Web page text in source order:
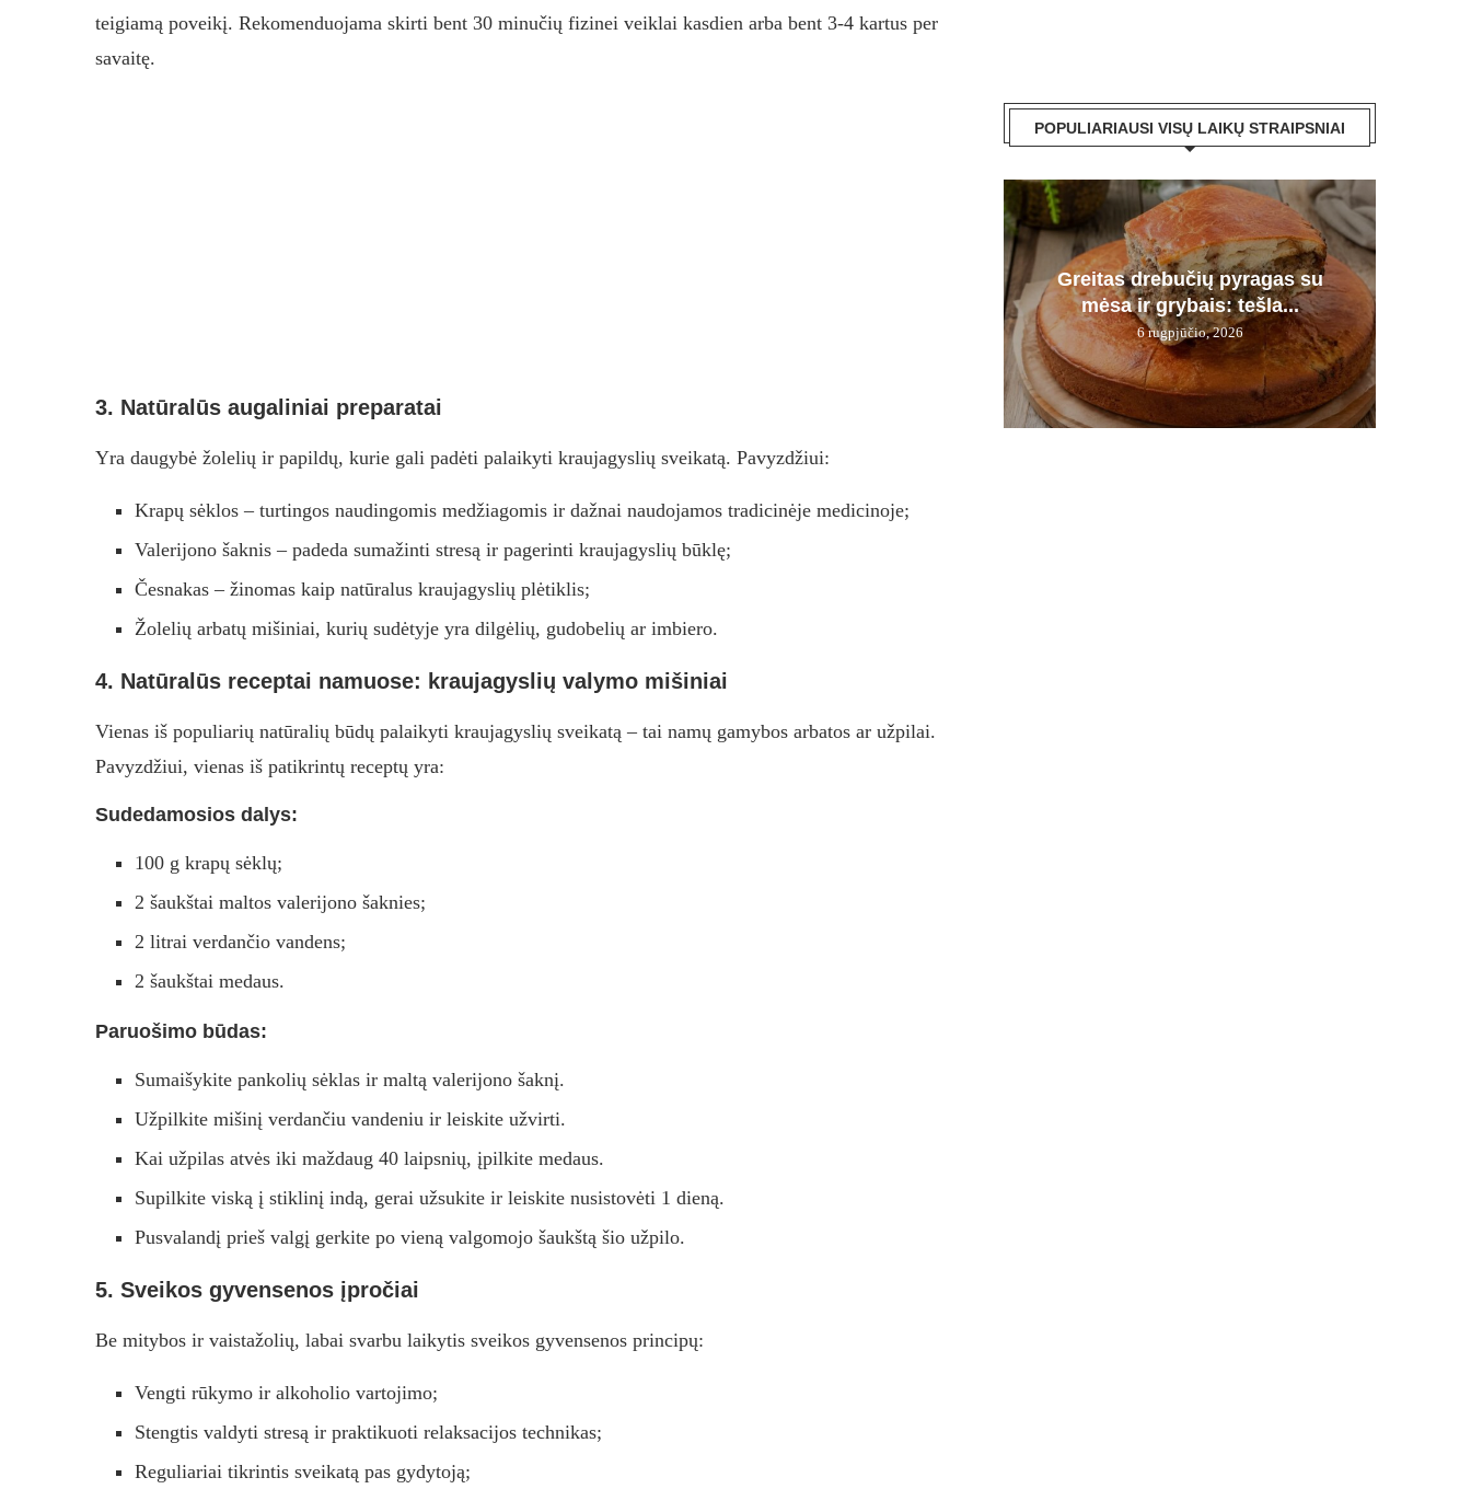
teigiamą poveikį. Rekomenduojama skirti bent 30 minučių fizinei veiklai kasdien arba bent 3-4 kartus per
savaitę.
3. Natūralūs augaliniai preparatai
Yra daugybė žolelių ir papildų, kurie gali padėti palaikyti kraujagyslių sveikatą. Pavyzdžiui:
Krapų sėklos – turtingos naudingomis medžiagomis ir dažnai naudojamos tradicinėje medicinoje;
Valerijono šaknis – padeda sumažinti stresą ir pagerinti kraujagyslių būklę;
Česnakas – žinomas kaip natūralus kraujagyslių plėtiklis;
Žolelių arbatų mišiniai, kurių sudėtyje yra dilgėlių, gudobelių ar imbiero.
4. Natūralūs receptai namuose: kraujagyslių valymo mišiniai
Vienas iš populiarių natūralių būdų palaikyti kraujagyslių sveikatą – tai namų gamybos arbatos ar užpilai.
Pavyzdžiui, vienas iš patikrintų receptų yra:
Sudedamosios dalys:
100 g krapų sėklų;
2 šaukštai maltos valerijono šaknies;
2 litrai verdančio vandens;
2 šaukštai medaus.
Paruošimo būdas:
Sumaišykite pankolių sėklas ir maltą valerijono šaknį.
Užpilkite mišinį verdančiu vandeniu ir leiskite užvirti.
Kai užpilas atvės iki maždaug 40 laipsnių, įpilkite medaus.
Supilkite viską į stiklinį indą, gerai užsukite ir leiskite nusistovėti 1 dieną.
Pusvalandį prieš valgį gerkite po vieną valgomojo šaukštą šio užpilo.
5. Sveikos gyvensenos įpročiai
Be mitybos ir vaistažolių, labai svarbu laikytis sveikos gyvensenos principų:
Vengti rūkymo ir alkoholio vartojimo;
Stengtis valdyti stresą ir praktikuoti relaksacijos technikas;
Reguliariai tikrintis sveikatą pas gydytoją;
POPULIARIAUSI VISŲ LAIKŲ STRAIPSNIAI
Greitas drebučių pyragas su
mėsa ir grybais: tešla...
6 rugpjūčio, 2026